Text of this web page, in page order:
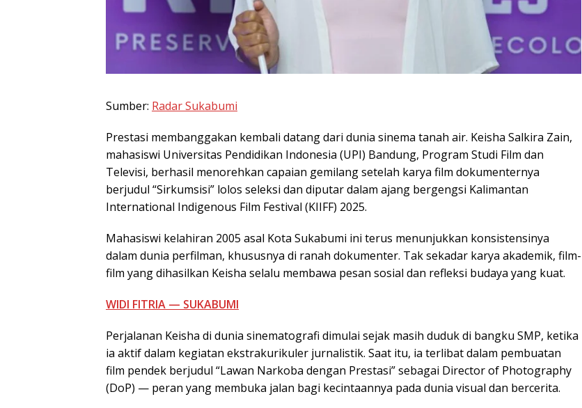
Sumber: Radar Sukabumi
Prestasi membanggakan kembali datang dari dunia sinema tanah air. Keisha Salkira Zain,
mahasiswi Universitas Pendidikan Indonesia (UPI) Bandung, Program Studi Film dan
Televisi, berhasil menorehkan capaian gemilang setelah karya film dokumenternya
berjudul “Sirkumsisi” lolos seleksi dan diputar dalam ajang bergengsi Kalimantan
International Indigenous Film Festival (KIIFF) 2025.
Mahasiswi kelahiran 2005 asal Kota Sukabumi ini terus menunjukkan konsistensinya
dalam dunia perfilman, khususnya di ranah dokumenter. Tak sekadar karya akademik, film-
film yang dihasilkan Keisha selalu membawa pesan sosial dan refleksi budaya yang kuat.
WIDI FITRIA — SUKABUMI
Perjalanan Keisha di dunia sinematografi dimulai sejak masih duduk di bangku SMP, ketika
ia aktif dalam kegiatan ekstrakurikuler jurnalistik. Saat itu, ia terlibat dalam pembuatan
film pendek berjudul “Lawan Narkoba dengan Prestasi” sebagai Director of Photography
(DoP) — peran yang membuka jalan bagi kecintaannya pada dunia visual dan bercerita.